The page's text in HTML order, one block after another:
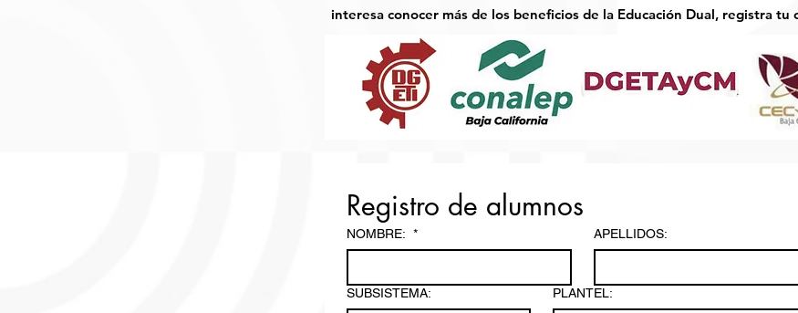
interesa conocer más de los beneficios de la Educación Dual, registra tu
NOMBRE: * APELLIDOS:
SUBSISTEMA: PLANTEL: